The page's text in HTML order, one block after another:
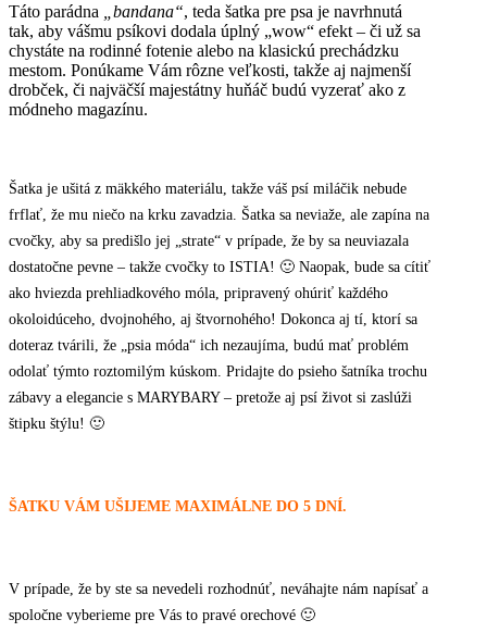
Táto parádna „bandana“, teda šatka pre psa je navrhnutá
tak, aby vášmu psíkovi dodala úplný „wow“ efekt – či už sa
chystáte na rodinné fotenie alebo na klasickú prechádzku
mestom. Ponúkame Vám rôzne veľkosti, takže aj najmenší
drobček, či najväčší majestátny huňáč budú vyzerať ako z
módneho magazínu.
Šatka je ušitá z mäkkého materiálu, takže váš psí miláčik nebude
frflať, že mu niečo na krku zavadzia. Šatka sa neviaže, ale zapína na
cvočky, aby sa predišlo jej „strate“ v prípade, že by sa neuviazala
dostatočne pevne – takže cvočky to ISTIA! 🙂 Naopak, bude sa cítiť
ako hviezda prehliadkového móla, pripravený ohúriť každého
okoloidúceho, dvojnohého, aj štvornohého! Dokonca aj tí, ktorí sa
doteraz tvárili, že „psia móda“ ich nezaujíma, budú mať problém
odolať týmto roztomilým kúskom. Pridajte do psieho šatníka trochu
zábavy a elegancie s MARYBARY – pretože aj psí život si zaslúži
štipku štýlu! 🙂
ŠATKU VÁM UŠIJEME MAXIMÁLNE DO 5 DNÍ.
V prípade, že by ste sa nevedeli rozhodnúť, neváhajte nám napísať a
spoločne vyberieme pre Vás to pravé orechové 🙂